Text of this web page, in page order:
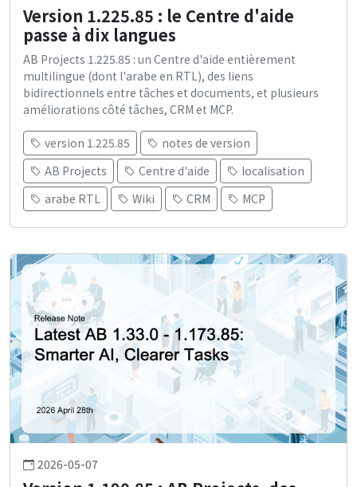
Version 1.225.85 : le Centre d'aide
passe à dix langues
AB Projects 1.225.85 : un Centre d'aide entièrement
multilingue (dont l'arabe en RTL), des liens
bidirectionnels entre tâches et documents, et plusieurs
améliorations côté tâches, CRM et MCP.
version 1.225.85
notes de version
AB Projects
Centre d'aide
localisation
arabe RTL
Wiki CRM MCP
2026-05-07